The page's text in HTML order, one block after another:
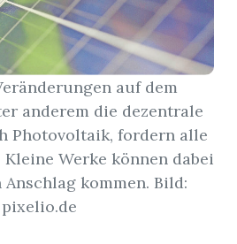
auf dem
anderem die dezentrale
Photovoltaik, fordern alle
Werke können dabei
kommen. Bild:
pixelio.de